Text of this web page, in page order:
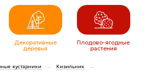
Декоративные
деревья
Плодово-ягодные
растения
кустарники — Кизильник
—